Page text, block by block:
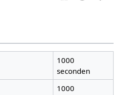
1000
seconden
1000